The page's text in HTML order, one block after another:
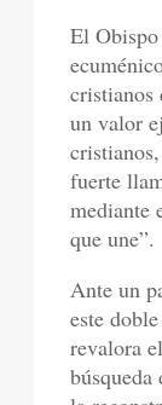
El
cristianos
un valor
fuerte
mediante
que une”.
Ante un
este
revalora